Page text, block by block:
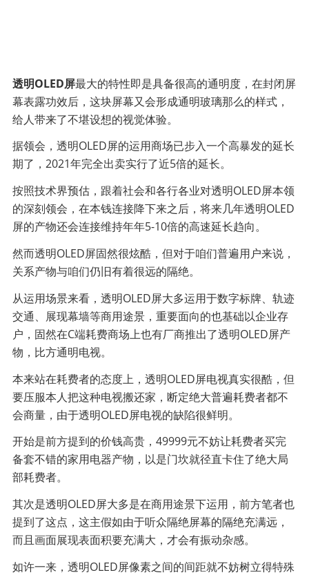
透明OLED屏最大的特性即是具备很高的通明度，在封闭屏
幕表露功效后，这块屏幕又会形成通明玻璃那么的样式，
给人带来了不堪设想的视觉体验。
据领会，透明OLED屏的运用商场已步入一个高暴发的延长
期了，2021年完全出卖实行了近5倍的延长。
按照技术界预估，跟着社会和各行各业对透明OLED屏本领
的深刻领会，在本钱连接降下来之后，将来几年透明OLED
屏的产物还会连接维持年年5-10倍的高速延长趋向。
然而透明OLED屏固然很炫酷，但对于咱们普遍用户来说，
关系产物与咱们仍旧有着很远的隔绝。
从运用场景来看，透明OLED屏大多运用于数字标牌、轨迹
交通、展现幕墙等商用途景，重要面向的也基础以企业存
户，固然在C端耗费商场上也有厂商推出了透明OLED屏产
物，比方通明电视。
本来站在耗费者的态度上，透明OLED屏电视真实很酷，但
要压服本人把这种电视搬还家，断定绝大普遍耗费者都不
会商量，由于透明OLED屏电视的缺陷很鲜明。
开始是前方提到的价钱高贵，49999元不妨让耗费者买完
备套不错的家用电器产物，以是门坎就径直卡住了绝大局
部耗费者。
其次是透明OLED屏大多是在商用途景下运用，前方笔者也
提到了这点，这主假如由于听众隔绝屏幕的隔绝充满远，
而且画面展现表面积要充满大，才会有振动杂感。
如许一来，透明OLED屏像素之间的间距就不妨树立得特殊